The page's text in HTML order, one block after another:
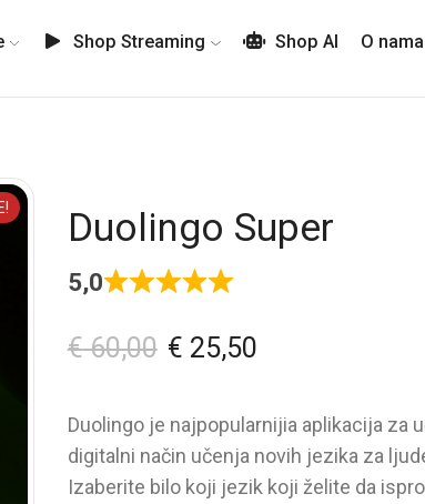
Shop Streaming Shop AI O nama
Duolingo Super
5,0
€60,00 € 25,50
Duolingo je najpopularnijia aplikacija za
digitalni način učenja novih jezika za
Izaberite bilo koji jezik koji želite da